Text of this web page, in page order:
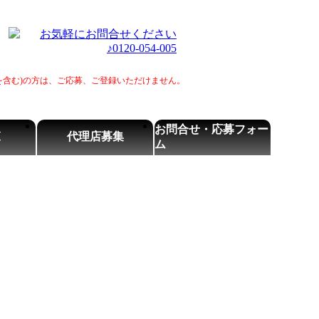
む)の方は、ご応募、ご登録いただけません。
代理店募集
お問合せ・応募フォー
ム